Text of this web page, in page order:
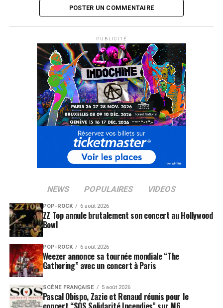
POSTER UN COMMENTAIRE
PUBLICITÉ
NEWS POPULAIRES VIDEOS
POP-ROCK 6 août 2026
ZZ Top annule brutalement son concert au Hollywood
Bowl
POP-ROCK 6 août 2026
Weezer annonce sa tournée mondiale “The
Gathering” avec un concert à Paris
SCÈNE FRANÇAISE 5 août 2026
Pascal Obispo, Zazie et Renaud réunis pour le